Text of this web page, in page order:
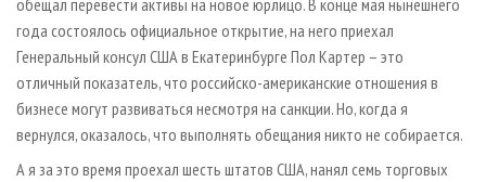
года состоялось официальное открытие, на него приехал
Генеральный консул США в Екатеринбурге Пол Картер – это
отличный показатель, что российско-американские отношения в
бизнесе могут развиваться несмотря на санкции. Но, когда я
вернулся, оказалось, что выполнять обещания никто не собирается.
А я за это время проехал шесть штатов США, нанял семь торговых